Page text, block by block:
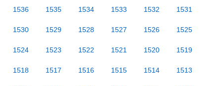
1536 1535 1534 1533 1532 1531
1530 1529 1528 1527 1526 1525
1524 1523 1522 1521 1520 1519
1518 1517 1516 1515 1514 1513